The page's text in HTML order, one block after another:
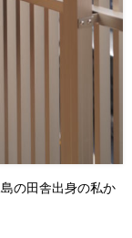
の田舎出身の私か